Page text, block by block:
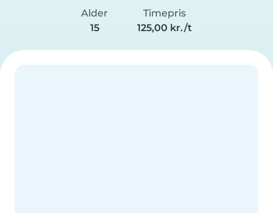
Alder
15
Timepris
125,00 kr./t